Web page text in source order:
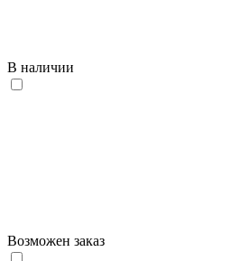
В наличии
Возможен заказ